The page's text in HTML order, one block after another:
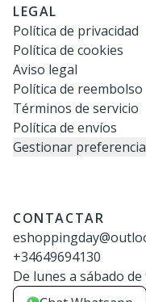
LEGAL
Política de privacidad
Política de cookies
Aviso legal
Política de reembolso
Términos de servicio
Política de envíos
Gestionar
CONTACTAR
+34649694130
De lunes a sábado de